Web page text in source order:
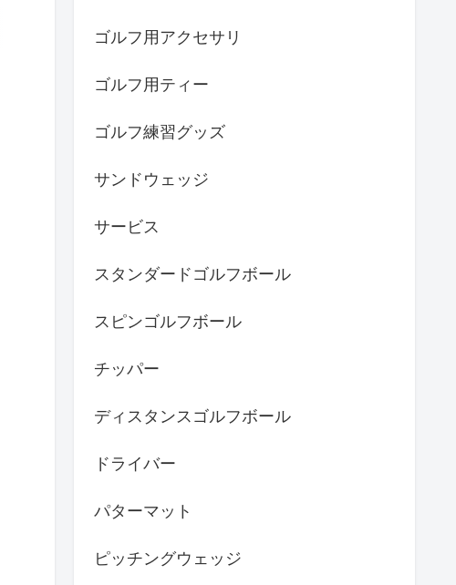
ゴルフ用アクセサリ
ゴルフ用ティー
ゴルフ練習グッズ
サンドウェッジ
サービス
スタンダードゴルフボール
スピンゴルフボール
チッパー
ディスタンスゴルフボール
ドライバー
パターマット
ピッチングウェッジ